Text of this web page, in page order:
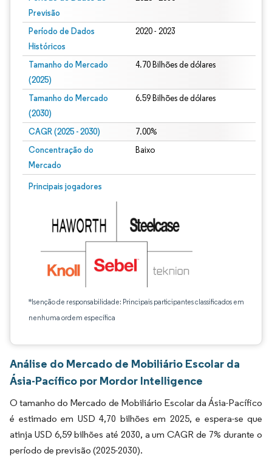
Previsão
Período de Dados
Históricos
2020 - 2023
Tamanho do Mercado
(2025)
4.70 Bilhões de dólares
Tamanho do Mercado
(2030)
6.59 Bilhões de dólares
CAGR (2025 - 2030) 7.00%
Concentração do
Mercado
Baixo
Principais jogadores
*Isenção de responsabilidade: Principais participantes classificados em
nenhuma ordem específica
Análise do Mercado de Mobiliário Escolar da
Ásia-Pacífico por Mordor Intelligence
O tamanho do Mercado de Mobiliário Escolar da Ásia-Pacífico
é estimado em USD 4,70 bilhões em 2025, e espera-se que
atinja USD 6,59 bilhões até 2030, a um CAGR de 7% durante o
período de previsão (2025-2030).